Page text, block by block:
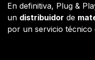
En definitiva, Plug &
un distribuidor de
por un servicio técnico